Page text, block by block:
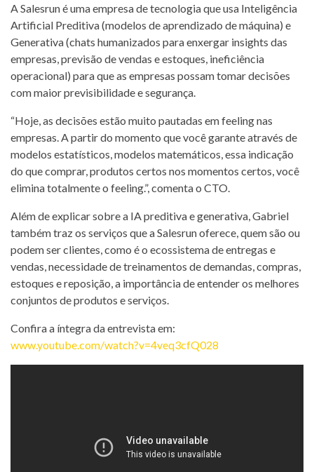
A Salesrun é uma empresa de tecnologia que usa Inteligência
Artificial Preditiva (modelos de aprendizado de máquina) e
Generativa (chats humanizados para enxergar insights das
empresas, previsão de vendas e estoques, ineficiência
operacional) para que as empresas possam tomar decisões
com maior previsibilidade e segurança.
“Hoje, as decisões estão muito pautadas em feeling nas
empresas. A partir do momento que você garante através de
modelos estatísticos, modelos matemáticos, essa indicação
do que comprar, produtos certos nos momentos certos, você
elimina totalmente o feeling.”, comenta o CTO.
Além de explicar sobre a IA preditiva e generativa, Gabriel
também traz os serviços que a Salesrun oferece, quem são ou
podem ser clientes, como é o ecossistema de entregas e
vendas, necessidade de treinamentos de demandas, compras,
estoques e reposição, a importância de entender os melhores
conjuntos de produtos e serviços.
Confira a íntegra da entrevista em:
www.youtube.com/watch?v=4veq3cfQ028